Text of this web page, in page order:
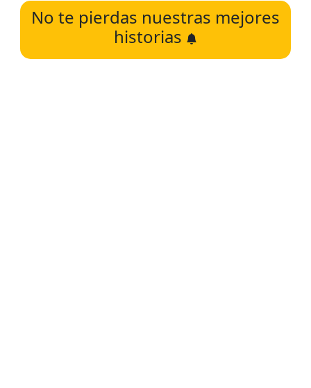
No te pierdas nuestras mejores
historias